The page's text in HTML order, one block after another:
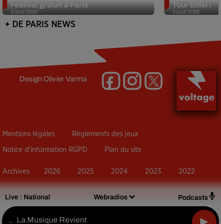
Live : National Webradios Podcasts
- La Musique Revient
3 août 2026
Festival gratuit à Paris
3 août 2026
Tour Eiffel !
+ DE PARIS NEWS
DesignOlivier Varma
Mentions légales Règlements des jeux
Notice d’information RGPD Plan du site
Archives 2026 2025 2024 2023 2022